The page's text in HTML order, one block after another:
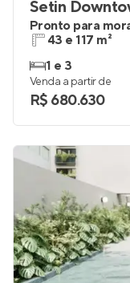
Setin
Pronto para
43 e 117 m²
1 e 3
Venda a partir de
R$ 680.630